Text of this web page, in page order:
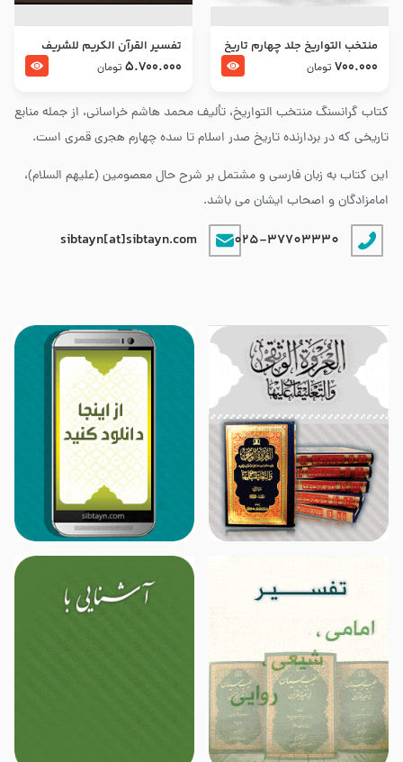
کتاب گرانسنگ منتخب التواريخ، تألیف محمد هاشم خراسانی، از جمله منابع
تاریخی که در بردارنده تاریخ صدر اسلام تا سده چهارم هجری قمری است.
این کتاب به زبان فارسی و مشتمل بر شرح حال معصومین (علیهم السلام)،
امامزادگان و اصحاب ایشان می باشد.
025-37703330
sibtayn[at]sibtayn.com
منتخب التواریخ جلد چهارم تاریخ
امام زین العابدین و امام محمد
700.000 تومان
تفسير القرآن الكريم للشريف
المرتضي قدس سرّه
5.700.000 تومان